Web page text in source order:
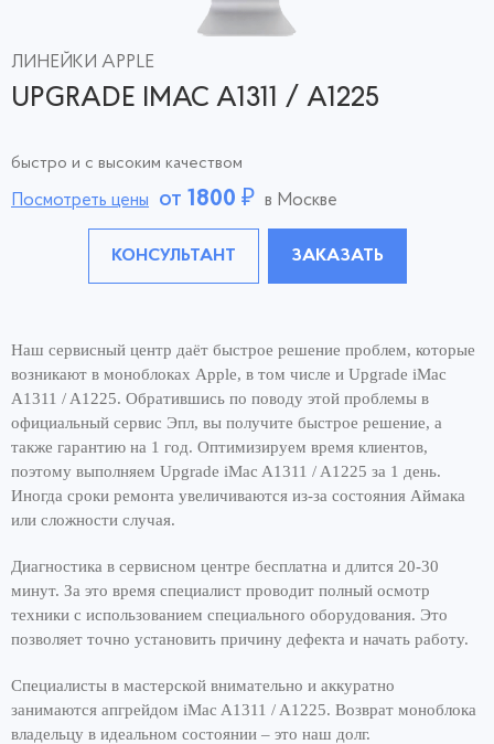
ЛИНЕЙКИ APPLE
UPGRADE IMAC A1311 / A1225
быстро и с высоким качеством
Посмотреть цены от 1800 ₽ в Москве
КОНСУЛЬТАНТ ЗАКАЗАТЬ
Наш сервисный центр даёт быстрое решение проблем, которые
возникают в моноблоках Apple, в том числе и Upgrade iMac
A1311 / A1225. Обратившись по поводу этой проблемы в
официальный сервис Эпл, вы получите быстрое решение, а
также гарантию на 1 год. Оптимизируем время клиентов,
поэтому выполняем Upgrade iMac A1311 / A1225 за 1 день.
Иногда сроки ремонта увеличиваются из-за состояния Аймака
или сложности случая.
Диагностика в сервисном центре бесплатна и длится 20-30
минут. За это время специалист проводит полный осмотр
техники с использованием специального оборудования. Это
позволяет точно установить причину дефекта и начать работу.
Специалисты в мастерской внимательно и аккуратно
занимаются апгрейдом iMac A1311 / A1225. Возврат моноблока
владельцу в идеальном состоянии – это наш долг.